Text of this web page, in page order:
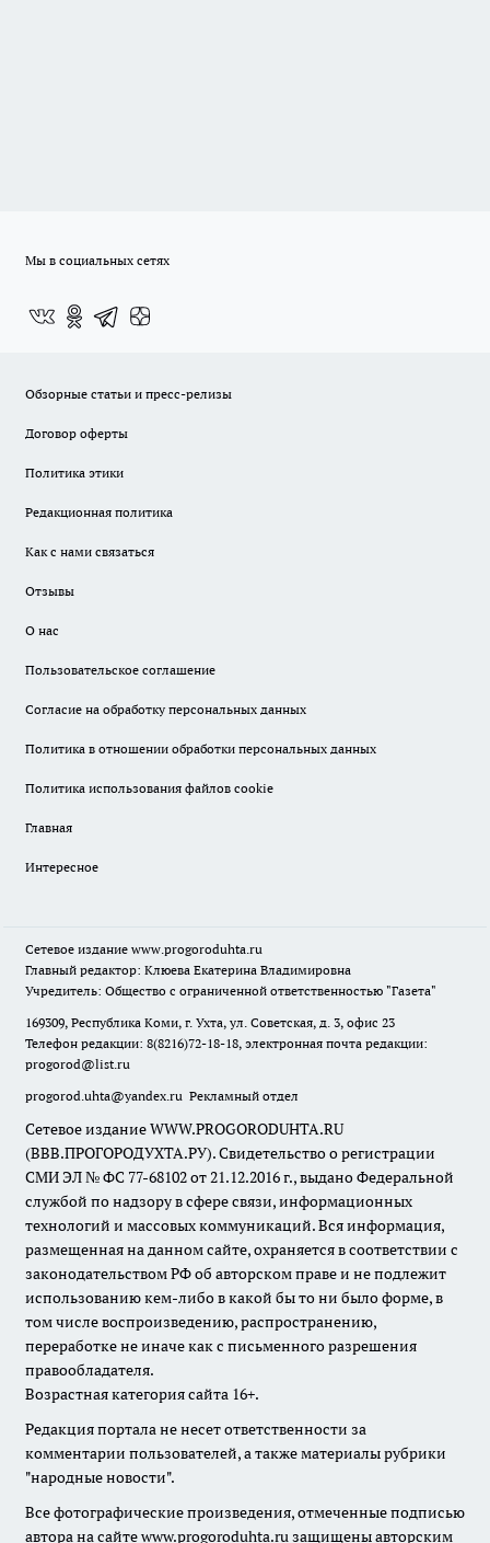
Мы в социальных сетях
Обзорные статьи и пресс-релизы
Договор оферты
Политика этики
Редакционная политика
Как с нами связаться
Отзывы
О нас
Пользовательское соглашение
Согласие на обработку персональных данных
Политика в отношении обработки персональных данных
Политика использования файлов cookie
Главная
Интересное
Сетевое издание www.progoroduhta.ru
Главный редактор: Клюева Екатерина Владимировна
Учредитель: Общество с ограниченной ответственностью "Газета"
169309, Республика Коми, г. Ухта, ул. Советская, д. 3, офис 23
Телефон редакции: 8(8216)72-18-18, электронная почта редакции:
progorod@list.ru
progorod.uhta@yandex.ru Рекламный отдел
Сетевое издание WWW.PROGORODUHTA.RU
(ВВВ.ПРОГОРОДУХТА.РУ). Свидетельство о регистрации
СМИ ЭЛ № ФС 77-68102 от 21.12.2016 г., выдано Федеральной
службой по надзору в сфере связи, информационных
технологий и массовых коммуникаций. Вся информация,
размещенная на данном сайте, охраняется в соответствии с
законодательством РФ об авторском праве и не подлежит
использованию кем-либо в какой бы то ни было форме, в
том числе воспроизведению, распространению,
переработке не иначе как с письменного разрешения
правообладателя.
Возрастная категория сайта 16+.
Редакция портала не несет ответственности за
комментарии пользователей, а также материалы рубрики
"народные новости".
Все фотографические произведения, отмеченные подписью
автора на сайте www.progoroduhta.ru защищены авторским